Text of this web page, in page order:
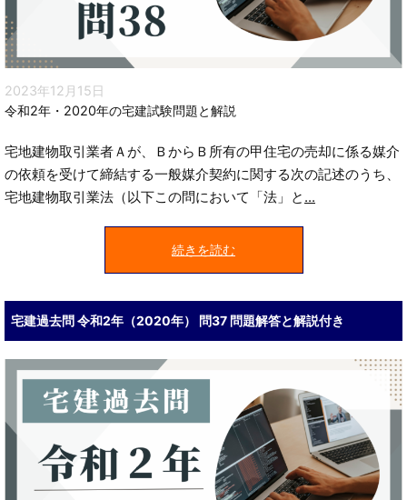
2023年12月15日
令和2年・2020年の宅建試験問題と解説
宅地建物取引業者Ａが、ＢからＢ所有の甲住宅の売却に係る媒介
の依頼を受けて締結する一般媒介契約に関する次の記述のうち、
宅地建物取引業法（以下この問において「法」と ...
続きを読む
宅建過去問 令和2年（2020年） 問37 問題解答と解説付き